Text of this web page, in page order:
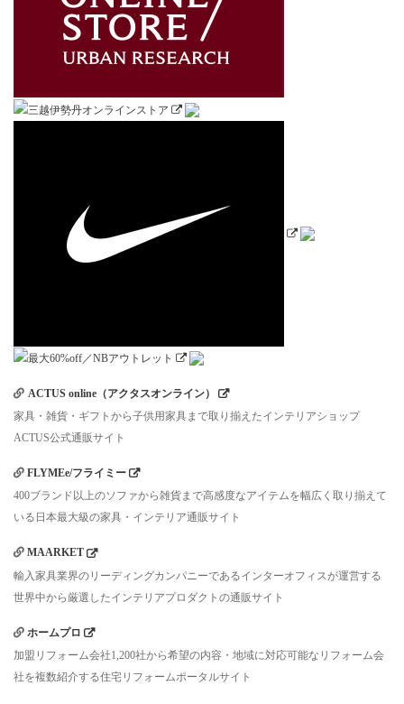
ACTUS online（アクタスオンライン）
家具・雑貨・ギフトから子供用家具まで取り揃えたインテリアショップ
ACTUS公式通販サイト
FLYMEe/フライミー
400ブランド以上のソファから雑貨まで高感度なアイテムを幅広く取り揃えて
いる日本最大級の家具・インテリア通販サイト
MAARKET
輸入家具業界のリーディングカンパニーであるインターオフィスが運営する
世界中から厳選したインテリアプロダクトの通販サイト
ホームプロ
加盟リフォーム会社1,200社から希望の内容・地域に対応可能なリフォーム会
社を複数紹介する住宅リフォームポータルサイト